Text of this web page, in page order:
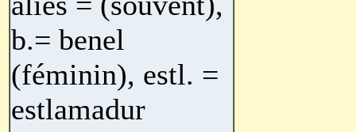
b.= benel
(féminin), estl. =
estlamadur